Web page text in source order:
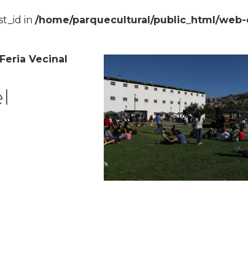
in/home/parquecultural/public_html/
Feria Vecinal